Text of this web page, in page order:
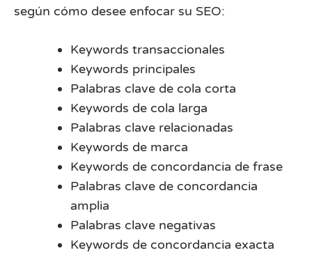
según cómo desee enfocar su SEO:
Keywords transaccionales
Keywords principales
Palabras clave de cola corta
Keywords de cola larga
Palabras clave relacionadas
Keywords de marca
Keywords de concordancia de frase
Palabras clave de concordancia
amplia
Palabras clave negativas
Keywords de concordancia exacta